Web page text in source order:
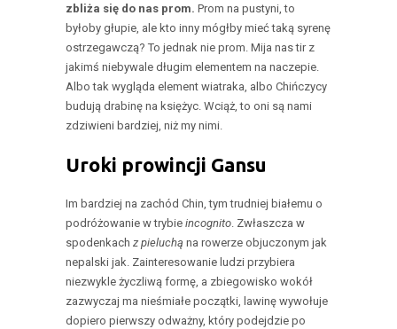
zbliża się do nas prom. Prom na pustyni, to
byłoby głupie, ale kto inny mógłby mieć taką syrenę
ostrzegawczą? To jednak nie prom. Mija nas tir z
jakimś niebywale długim elementem na naczepie.
Albo tak wygląda element wiatraka, albo Chińczycy
budują drabinę na księżyc. Wciąż, to oni są nami
zdziwieni bardziej, niż my nimi.
Uroki prowincji Gansu
Im bardziej na zachód Chin, tym trudniej białemu o
podróżowanie w trybie incognito. Zwłaszcza w
spodenkach z pieluchą na rowerze objuczonym jak
nepalski jak. Zainteresowanie ludzi przybiera
niezwykle życzliwą formę, a zbiegowisko wokół
zazwyczaj ma nieśmiałe początki, lawinę wywołuje
dopiero pierwszy odważny, który podejdzie po